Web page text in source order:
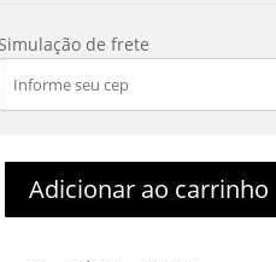
Simulação de frete
Adicionar ao carrinho